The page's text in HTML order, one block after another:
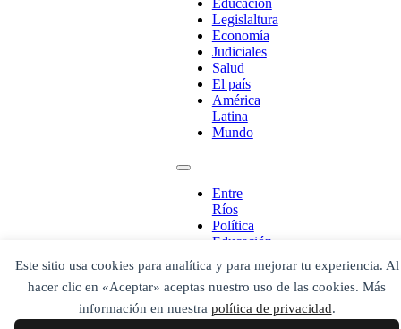
Este sitio usa cookies para analítica y para mejorar tu experiencia. Al
hacer clic en «Aceptar» aceptas nuestro uso de las cookies. Más
información en nuestra política de privacidad.
Educación
Legislaltura
Economía
Judiciales
Salud
El país
América
Latina
Mundo
Entre
Ríos
Política
Educación
Legislaltura
Economía
Judiciales
Salud
El país
Buscar